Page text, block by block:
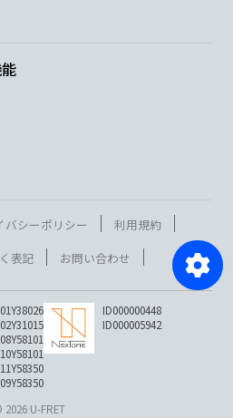
バシーポリシー
利用規約
表記
お問い合わせ
ID000000448
ID000005942
2026 U-FRET